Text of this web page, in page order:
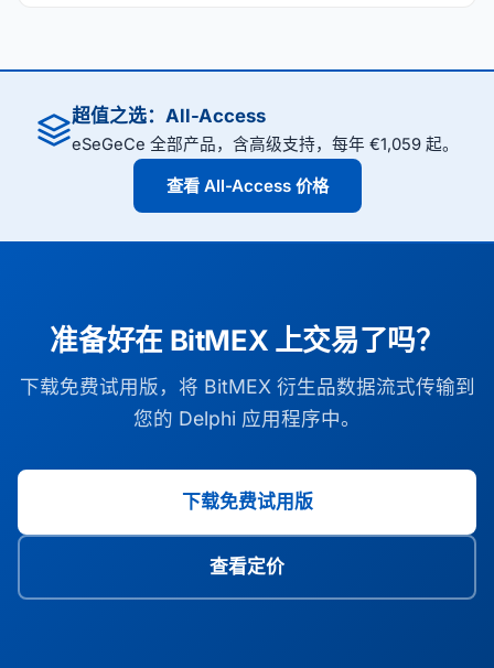
超值之选：All-Access
eSeGeCe 全部产品，含高级支持，每年 €1,059 起。
查看 All-Access 价格
准备好在 BitMEX 上交易了吗？
下载免费试用版，将 BitMEX 衍生品数据流式传输到
您的 Delphi 应用程序中。
下载免费试用版
查看定价